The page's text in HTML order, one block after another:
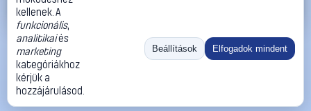
«
Ugrás:
Méret:
Rendezés:
©2026
ThermoScope
ÁSZF
Cégbemutató
kellenek. A
funkcionális,
analitikaiés
marketing
kategóriákhoz
kérjük a
hozzájárulásod.
Beállítások Elfogadok mindent